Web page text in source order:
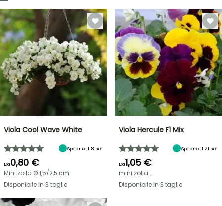
Viola Cool Wave White
Spedito il 8 set
Da0,80 €
Mini zolla Ø 1,5/2,5 cm
Disponibile in 3 taglie
Viola Hercule F1 Mix
Spedito il 21 set
Da1,05 €
mini zolla...
Disponibile in 3 taglie